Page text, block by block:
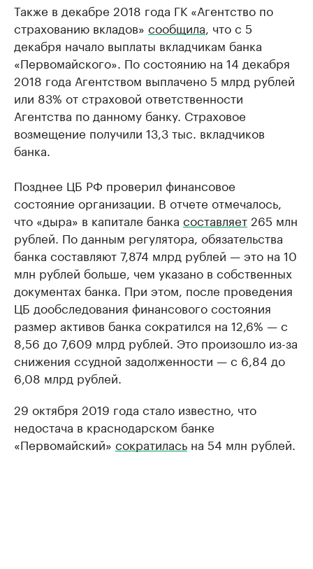
Также в декабре 2018 года ГК «Агентство по
страхованию вкладов» сообщила, что с 5
декабря начало выплаты вкладчикам банка
«Первомайского». По состоянию на 14 декабря
2018 года Агентством выплачено 5 млрд рублей
или 83% от страховой ответственности
Агентства по данному банку. Страховое
возмещение получили 13,3 тыс. вкладчиков
банка.
Позднее ЦБ РФ проверил финансовое
состояние организации. В отчете отмечалось,
что «дыра» в капитале банка составляет 265 млн
рублей. По данным регулятора, обязательства
банка составляют 7,874 млрд рублей — это на 10
млн рублей больше, чем указано в собственных
документах банка. При этом, после проведения
ЦБ дообследования финансового состояния
размер активов банка сократился на 12,6% — с
8,56 до 7,609 млрд рублей. Это произошло из-за
снижения ссудной задолженности — с 6,84 до
6,08 млрд рублей.
29 октября 2019 года стало известно, что
недостача в краснодарском банке
«Первомайский» сократилась на 54 млн рублей.